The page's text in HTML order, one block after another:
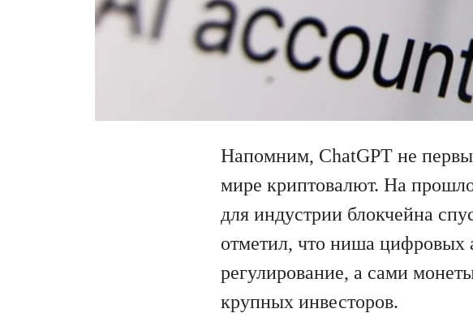
Напомним, ChatGPT не
мире криптовалют. На
для индустрии блокчейна
отметил, что ниша цифровых
регулирование, а сами
крупных инвесторов.